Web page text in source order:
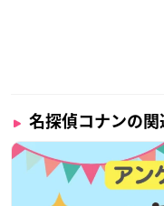
名探偵コナンの